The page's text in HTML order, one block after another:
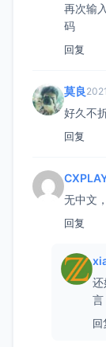
再次输
码
回复
莫良
好久不
回复
无中文
回复
还
言
回